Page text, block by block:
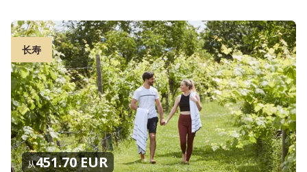
长寿
从451.70 EUR